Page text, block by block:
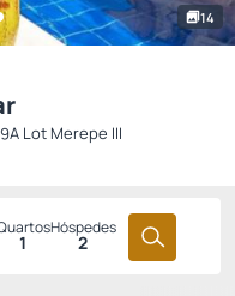
14
Lot Merepe III
1
Hóspedes
2